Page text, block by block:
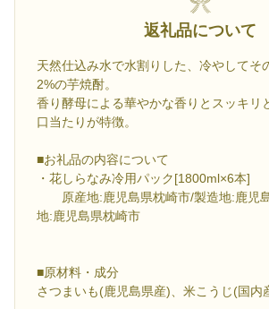
返礼品について
天然仕込み水で水割りした、冷やしてそ
2%の芋焼酎。
香り酵母による華やかな香りとスッキリ
口当たりが特徴。
■お礼品の内容について
・花しらなみ冷用パック[1800ml×6本]
原産地:鹿児島県枕崎市/製造地:鹿児
地:鹿児島県枕崎市
■原材料・成分
さつまいも(鹿児島県産)、米こうじ(国内